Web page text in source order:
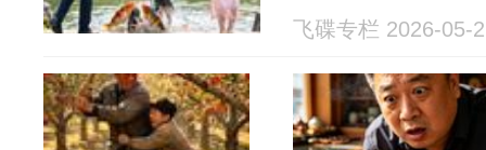
人一起喝西
飞碟专栏 2026-05-